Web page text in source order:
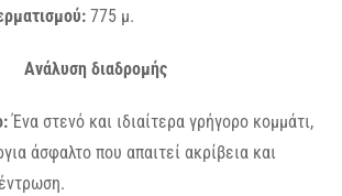
775 μ.
Ανάλυση διαδρομής
Ένα στενό και ιδιαίτερα γρήγορο κομμάτι,
άσφαλτο που απαιτεί ακρίβεια και